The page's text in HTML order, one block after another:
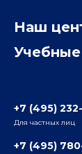
Радио
ул. Радио,
Отзывы
Наш
Информация
+7 (495)
Для частных лиц
+7 (495)